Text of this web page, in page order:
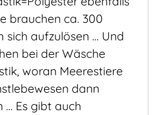
brauchen ca. 300
sich aufzulösen … Und
bei der Wäsche
woran Meerestiere
dann
… Es gibt auch